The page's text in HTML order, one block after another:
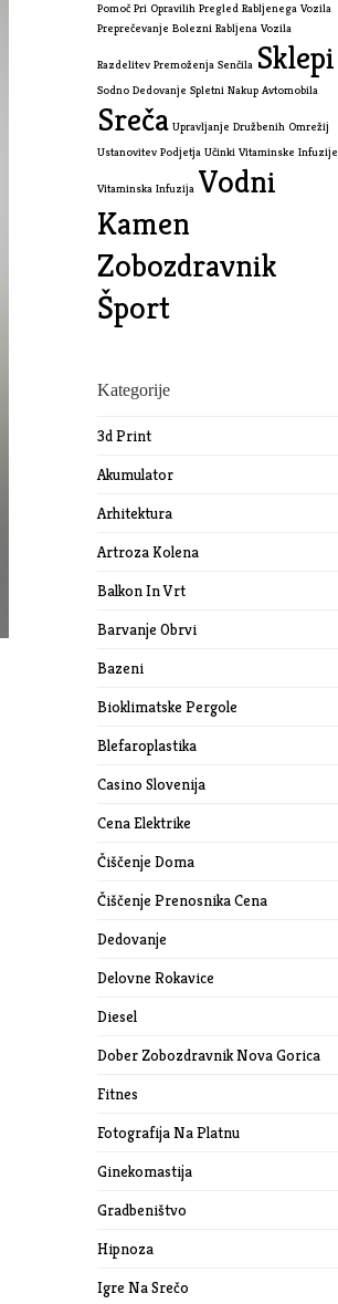
Pomoč Pri Opravilih Pregled Rabljenega Vozila
Preprečevanje Bolezni Rabljena Vozila
Razdelitev Premoženja Senčila Sklepi
Sodno Dedovanje Spletni Nakup Avtomobila
Sreča Upravljanje Družbenih Omrežij
Ustanovitev Podjetja Učinki Vitaminske Infuzije
Vitaminska Infuzija Vodni
Kamen
Zobozdravnik
Šport
Kategorije
3d Print
Akumulator
Arhitektura
Artroza Kolena
Balkon In Vrt
Barvanje Obrvi
Bazeni
Bioklimatske Pergole
Blefaroplastika
Casino Slovenija
Cena Elektrike
Čiščenje Doma
Čiščenje Prenosnika Cena
Dedovanje
Delovne Rokavice
Diesel
Dober Zobozdravnik Nova Gorica
Fitnes
Fotografija Na Platnu
Ginekomastija
Gradbeništvo
Hipnoza
Igre Na Srečo